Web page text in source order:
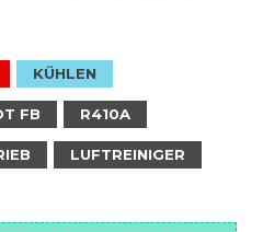
KÜHLEN
FB R410A
LUFTREINIGER